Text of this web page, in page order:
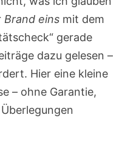
Brand eins mit dem
gerade
dazu gelesen –
Hier eine kleine
– ohne Garantie,